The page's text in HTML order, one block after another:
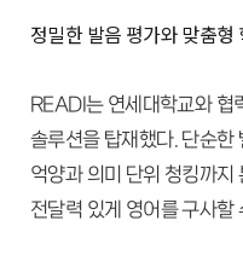
정밀한 발음 평가와 맞춤
READI는 연세대학교와 협
솔루션을 탑재했다. 단순한
억양과 의미 단위 청킹까지
전달력 있게 영어를 구사할